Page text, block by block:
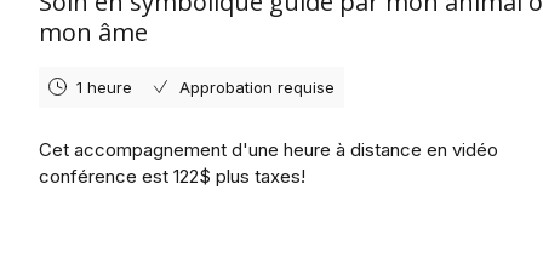
mon âme
1 heure Approbation requise
Cet accompagnement d'une heure à distance en vidéo
conférence est 122$ plus taxes!